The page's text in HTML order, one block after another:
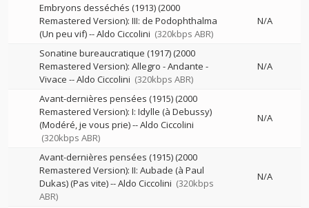
Embryons desséchés (1913) (2000
Remastered Version): III: de Podophthalma
(Un peu vif)--Aldo Ciccolini (320kbps ABR)
N/A
Sonatine bureaucratique (1917) (2000
Remastered Version): Allegro - Andante -
Vivace --Aldo Ciccolini (320kbps ABR)
N/A
Avant-dernières pensées (1915) (2000
Remastered Version): I: Idylle (à Debussy)
(Modéré, je vous prie)--Aldo Ciccolini
(320kbps ABR)
N/A
Avant-dernières pensées (1915) (2000
Remastered Version): II: Aubade (à Paul
Dukas) (Pas vite)--Aldo Ciccolini (320kbps
ABR)
N/A